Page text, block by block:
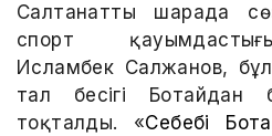
Салтанатты шарада
спорт
Исламбек Салжанов,
тал бесігі Ботайдан
тоқталды. «Себебі